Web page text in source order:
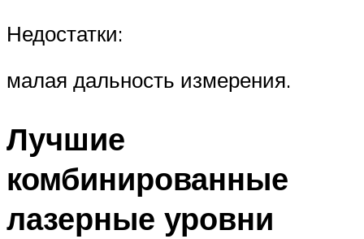
Недостатки:
малая дальность измерения.
Лучшие
комбинированные
лазерные уровни